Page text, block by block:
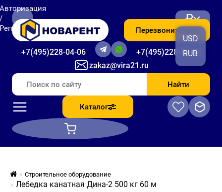
zakaz@vira21.ru
+7(495)228-04-06 +7(495)228-06-56
Перезвоните мне
₽
USD
RUB
Найти
Каталог
Строительное оборудование
Лебедка канатная Дина-2 500 кг 60 м